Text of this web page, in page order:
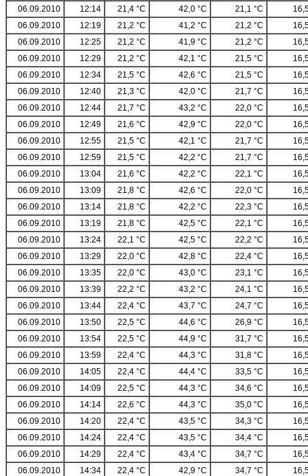
06.09.2010 12:14 21,4 °C 42,0 °C 21,1 °C
06.09.2010
12:19 21,2 °C 41,2 °C 21,2 °C
06.09.2010
12:25 21,2 °C 41,9 °C 21,2 °C
06.09.2010
12:29 21,2 °C 42,1 °C 21,5 °C
06.09.2010
12:34 21,5 °C 42,6 °C 21,5 °C
06.09.2010
12:40 21,3 °C 42,0 °C 21,7 °C
06.09.2010
12:44 21,7 °C 43,2 °C 22,0 °C
06.09.2010
12:49 21,6 °C 42,9 °C 22,0 °C
06.09.2010
12:55 21,5 °C 42,1 °C 21,7 °C
06.09.2010
12:59 21,5 °C 42,2 °C 21,7 °C
06.09.2010
13:04 21,6 °C 42,2 °C 22,1 °C
06.09.2010
13:09 21,8 °C 42,6 °C 22,0 °C
06.09.2010
13:14 21,8 °C 42,2 °C 22,3 °C
06.09.2010
13:19 21,8 °C 42,5 °C 22,1 °C
06.09.2010
13:24 22,1 °C 42,5 °C 22,2 °C
06.09.2010
13:29 22,0 °C 42,8 °C 22,4 °C
06.09.2010
13:35 22,0 °C 43,0 °C 23,1 °C
06.09.2010
13:39 22,2 °C 43,2 °C 24,1 °C
06.09.2010
13:44 22,4 °C 43,7 °C 24,7 °C
06.09.2010
13:50 22,5 °C 44,6 °C 26,9 °C
06.09.2010
13:54 22,5 °C 44,9 °C 31,7 °C
06.09.2010
13:59 22,4 °C 44,3 °C 31,8 °C
06.09.2010
14:05 22,4 °C 44,4 °C 33,5 °C
06.09.2010
14:09 22,5 °C 44,3 °C 34,6 °C
06.09.2010
14:14 22,6 °C 44,3 °C 35,0 °C
06.09.2010
14:20 22,4 °C 43,5 °C 34,3 °C
06.09.2010
14:24 22,4 °C 43,5 °C 34,4 °C
06.09.2010
14:29 22,4 °C 43,4 °C 34,7 °C
06.09.2010
14:34 22,4 °C 42,9 °C 34,7 °C